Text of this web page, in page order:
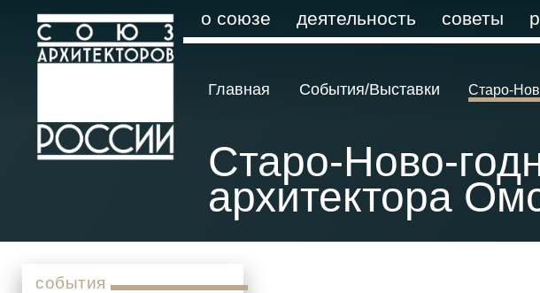
о союзе деятельность советы
Главная События/Выставки Старо-
Старо-Ново-
архитектора
события